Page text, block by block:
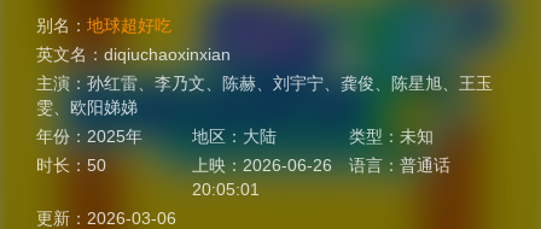
别名： 地球超好吃
英文名： diqiuchaoxinxian
主演： 孙红雷、李乃文 陈赫 刘宇宁 龚俊 陈星旭
王玉
雯
欧阳娣娣
年份： 2025年 地区： 大陆 类型： 未知
时长： 50 上映：2026-06-26
20:05:01
语言： 普通话
更新： 2026-03-06